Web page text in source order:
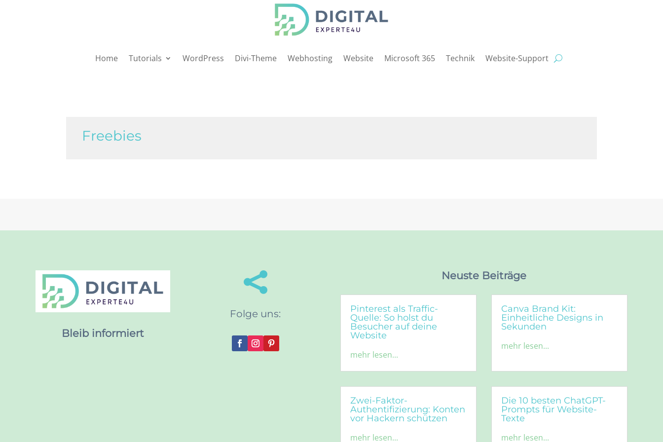
Home Tutorials WordPress Divi-Theme Webhosting Website Microsoft 365 Technik Website-Support
Freebies
Bleib informiert

Folge uns:
Neuste Beiträge
Pinterest als Traffic-
Quelle: So holst du
Besucher auf deine
Website
mehr lesen...
Canva Brand Kit:
Einheitliche Designs in
Sekunden
mehr lesen...
Zwei-Faktor-
Authentifizierung: Konten
vor Hackern schützen
mehr lesen...
Die 10 besten ChatGPT-
Prompts für Website-
Texte
mehr lesen...